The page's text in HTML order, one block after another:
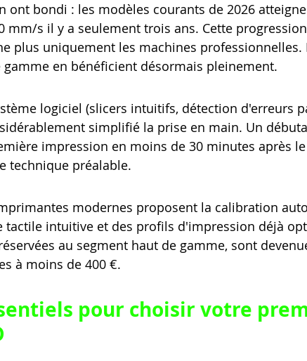
ont bondi : les modèles courants de 2026
mm/s il y a seulement trois ans. Cette progression
plus uniquement les machines professionnelles.
en bénéficient désormais pleinement.
logiciel (slicers intuitifs, détection d'erreurs
simplifié la prise en main. Un
impression en moins de 30 minutes après
technique préalable.
modernes proposent la calibration
tactile intuitive et des profils d'impression déjà
au segment haut de gamme, sont
à moins de 400 €.
pour choisir votre